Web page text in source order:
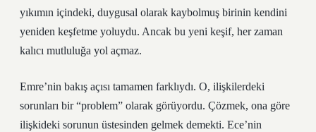
yıkımın içindeki, duygusal olarak kaybolmuş birinin kendini
yeniden keşfetme yoluydu. Ancak bu yeni keşif, her zaman
kalıcı mutluluğa yol açmaz.
Emre’nin bakış açısı tamamen farklıydı. O, ilişkilerdeki
sorunları bir “problem” olarak görüyordu. Çözmek, ona göre
ilişkideki sorunun üstesinden gelmek demekti. Ece’nin